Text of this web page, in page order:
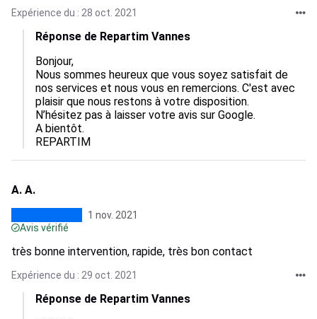
Expérience du : 28 oct. 2021
Réponse de Repartim Vannes
Bonjour,
Nous sommes heureux que vous soyez satisfait de
nos services et nous vous en remercions. C'est avec
plaisir que nous restons à votre disposition.
N’hésitez pas à laisser votre avis sur Google.
A bientôt.
REPARTIM
A. A.
1 nov. 2021
Avis vérifié
très bonne intervention, rapide, très bon contact
Expérience du : 29 oct. 2021
Réponse de Repartim Vannes